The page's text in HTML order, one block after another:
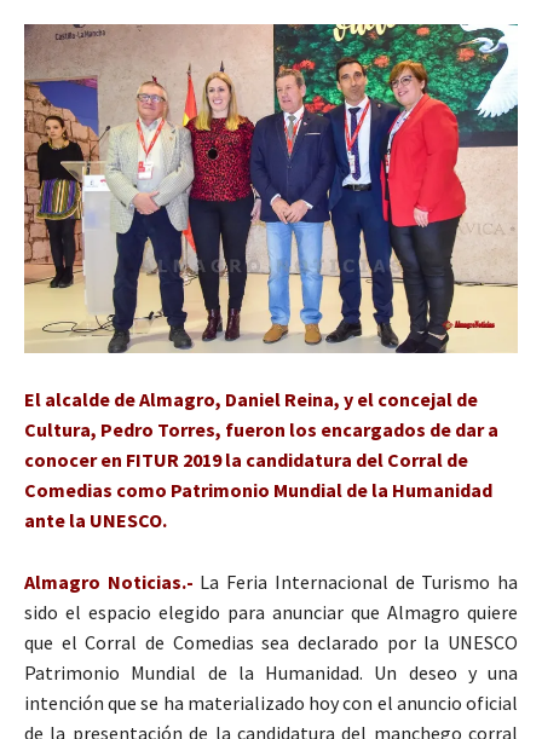
El alcalde de Almagro, Daniel Reina, y el concejal de
Cultura, Pedro Torres, fueron los encargados de dar a
conocer en FITUR 2019 la candidatura del Corral de
Comedias como Patrimonio Mundial de la Humanidad
ante la UNESCO.
Almagro Noticias.- La Feria Internacional de Turismo ha
sido el espacio elegido para anunciar que Almagro quiere
que el Corral de Comedias sea declarado por la UNESCO
Patrimonio Mundial de la Humanidad. Un deseo y una
intención que se ha materializado hoy con el anuncio oficial
de la presentación de la candidatura del manchego corral